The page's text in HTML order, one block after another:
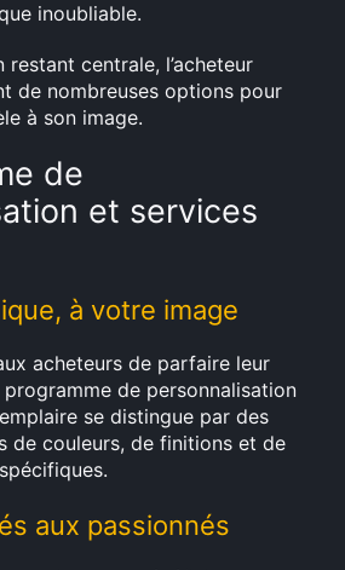
inoubliable.
restant centrale, l’acheteur
de nombreuses options pour
à son image.
de
et services
à votre image
acheteurs de parfaire leur
de personnalisation
se distingue par des
de couleurs, de finitions et de
aux passionnés
×